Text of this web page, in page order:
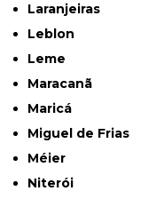
Laranjeiras
Leblon
Leme
Maracanã
Maricá
Miguel de Frias
Méier
Niterói